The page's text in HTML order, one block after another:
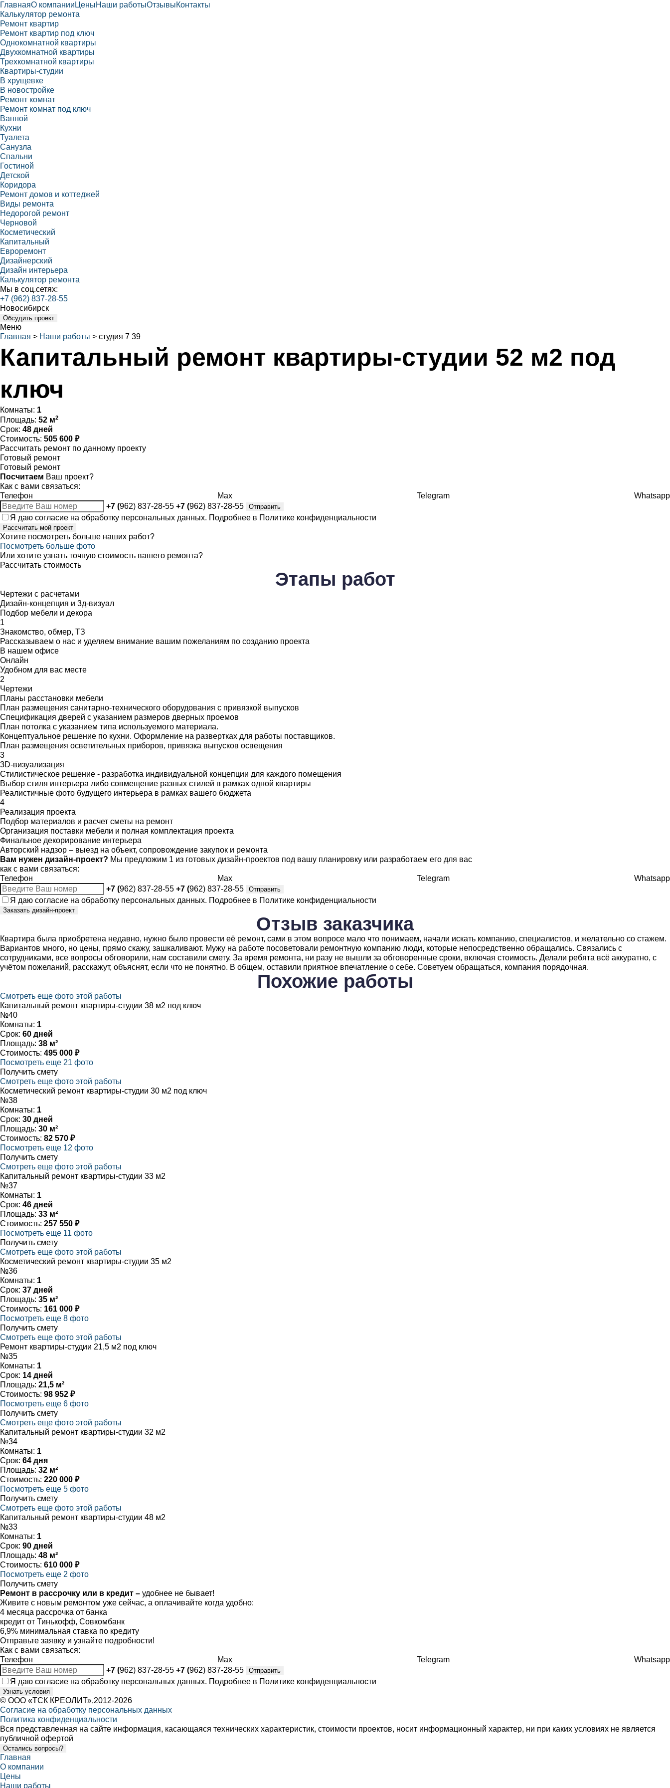
ГлавнаяО компании ЦеныНаши работыОтзывыКонтакты
Калькулятор ремонта
Ремонт квартир
Ремонт квартир под ключ
Однокомнатной квартиры
Двухкомнатной квартиры
Трехкомнатной квартиры
Квартиры-студии
В хрущевке
В новостройке
Ремонт комнат
Ремонт комнат под ключ
Ванной
Кухни
Туалета
Санузла
Спальни
Гостиной
Детской
Коридора
Ремонт домов и коттеджей
Виды ремонта
Недорогой ремонт
Черновой
Косметический
Капитальный
Евроремонт
Дизайнерский
Дизайн интерьера
Калькулятор ремонта
Мы в соц.сетях:
+7 (962) 837-28-55
Новосибирск
Обсудить проект
Меню
Главная > Наши работы > студия 7 39
Капитальный ремонт квартиры-студии 52 м2 под
ключ
Комнаты: 1
Площадь: 52 м2
Срок: 48 дней
Стоимость: 505 600 ₽
Рассчитать ремонт по данному проекту
Готовый ремонт
Готовый ремонт
Посчитаем Ваш проект?
Как с вами связаться:
Телефон
Max Telegram
Whatsapp
+7 (962) 837-28-55 +7 (962) 837-28-55 Отправить
Я даю согласие на обработку персональных данных. Подробнее в Политике конфиденциальности
Рассчитать мой проект
Хотите посмотреть больше наших работ?
Посмотреть больше фото
Или хотите узнать точную стоимость вашего ремонта?
Рассчитать стоимость
Этапы работ
Чертежи с расчетами
Дизайн-концепция и 3д-визуал
Подбор мебели и декора
1
Знакомство, обмер, ТЗ
Рассказываем о нас и уделяем внимание вашим пожеланиям по созданию проекта
В нашем офисе
Онлайн
Удобном для вас месте
2
Чертежи
Планы расстановки мебели
План размещения санитарно-технического оборудования с привязкой выпусков
Спецификация дверей с указанием размеров дверных проемов
План потолка с указанием типа используемого материала.
Концептуальное решение по кухни. Оформление на развертках для работы поставщиков.
План размещения осветительных приборов, привязка выпусков освещения
3
3D-визуализация
Стилистическое решение - разработка индивидуальной концепции для каждого помещения
Выбор стиля интерьера либо совмещение разных стилей в рамках одной квартиры
Реалистичные фото будущего интерьера в рамках вашего бюджета
4
Реализация проекта
Подбор материалов и расчет сметы на ремонт
Организация поставки мебели и полная комплектация проекта
Финальное декорирование интерьера
Авторский надзор – выезд на объект, сопровождение закупок и ремонта
Вам нужен дизайн-проект? Мы предложим 1 из готовых дизайн-проектов под вашу планировку или разработаем его для вас
как с вами связаться:
Телефон
Max Telegram
Whatsapp
+7 (962) 837-28-55 +7 (962) 837-28-55 Отправить
Я даю согласие на обработку персональных данных. Подробнее в Политике конфиденциальности
Заказать дизайн-проект
Отзыв заказчика
Квартира была приобретена недавно, нужно было провести её ремонт, сами в этом вопросе мало что понимаем, начали искать компанию, специалистов, и желательно со стажем.
Вариантов много, но цены, прямо скажу, зашкаливают. Мужу на работе посоветовали ремонтную компанию люди, которые непосредственно обращались. Связались с
сотрудниками, все вопросы обговорили, нам составили смету. За время ремонта, ни разу не вышли за обговоренные сроки, включая стоимость. Делали ребята всё аккуратно, с
учётом пожеланий, расскажут, объяснят, если что не понятно. В общем, оставили приятное впечатление о себе. Советуем обращаться, компания порядочная.
Похожие работы
Смотреть еще фото этой работы
Капитальный ремонт квартиры-студии 38 м2 под ключ
№40
Комнаты: 1
Срок: 60 дней
Площадь: 38 м²
Стоимость: 495 000 ₽
Посмотреть еще 21 фото
Получить смету
Смотреть еще фото этой работы
Косметический ремонт квартиры-студии 30 м2 под ключ
№38
Комнаты: 1
Срок: 30 дней
Площадь: 30 м²
Стоимость: 82 570 ₽
Посмотреть еще 12 фото
Получить смету
Смотреть еще фото этой работы
Капитальный ремонт квартиры-студии 33 м2
№37
Комнаты: 1
Срок: 46 дней
Площадь: 33 м²
Стоимость: 257 550 ₽
Посмотреть еще 11 фото
Получить смету
Смотреть еще фото этой работы
Косметический ремонт квартиры-студии 35 м2
№36
Комнаты: 1
Срок: 37 дней
Площадь: 35 м²
Стоимость: 161 000 ₽
Посмотреть еще 8 фото
Получить смету
Смотреть еще фото этой работы
Ремонт квартиры-студии 21,5 м2 под ключ
№35
Комнаты: 1
Срок: 14 дней
Площадь: 21,5 м²
Стоимость: 98 952 ₽
Посмотреть еще 6 фото
Получить смету
Смотреть еще фото этой работы
Капитальный ремонт квартиры-студии 32 м2
№34
Комнаты: 1
Срок: 64 дня
Площадь: 32 м²
Стоимость: 220 000 ₽
Посмотреть еще 5 фото
Получить смету
Смотреть еще фото этой работы
Капитальный ремонт квартиры-студии 48 м2
№33
Комнаты: 1
Срок: 90 дней
Площадь: 48 м²
Стоимость: 610 000 ₽
Посмотреть еще 2 фото
Получить смету
Ремонт в рассрочку или в кредит – удобнее не бывает!
Живите с новым ремонтом уже сейчас, а оплачивайте когда удобно:
4 месяца рассрочка от банка
кредит от Тинькофф, Совкомбанк
6,9% минимальная ставка по кредиту
Отправьте заявку и узнайте подробности!
Как с вами связаться:
Телефон
Max Telegram
Whatsapp
+7 (962) 837-28-55 +7 (962) 837-28-55 Отправить
Я даю согласие на обработку персональных данных. Подробнее в Политике конфиденциальности
Узнать условия
© ООО «ТСК КРЕОЛИТ»,2012-2026
Согласие на обработку персональных данных
Политика конфиденциальности
Вся представленная на сайте информация, касающаяся технических характеристик, стоимости проектов, носит информационный характер, ни при каких условиях не является
публичной офертой
Остались вопросы?
Главная
О компании
Цены
Наши работы